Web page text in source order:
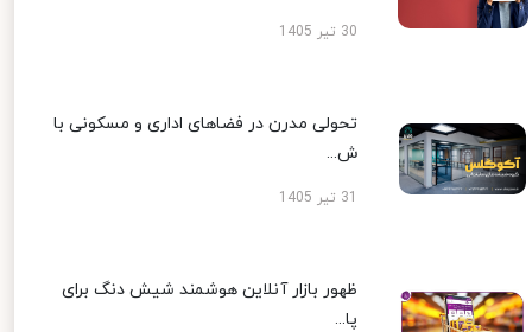
30 تیر 1405
تحولی مدرن در فضاهای اداری و مسکونی با
ش...
ظهور بازار آنلاین هوشمند شیش دنگ برای
پا...